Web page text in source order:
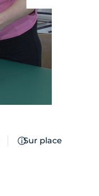
Sur place